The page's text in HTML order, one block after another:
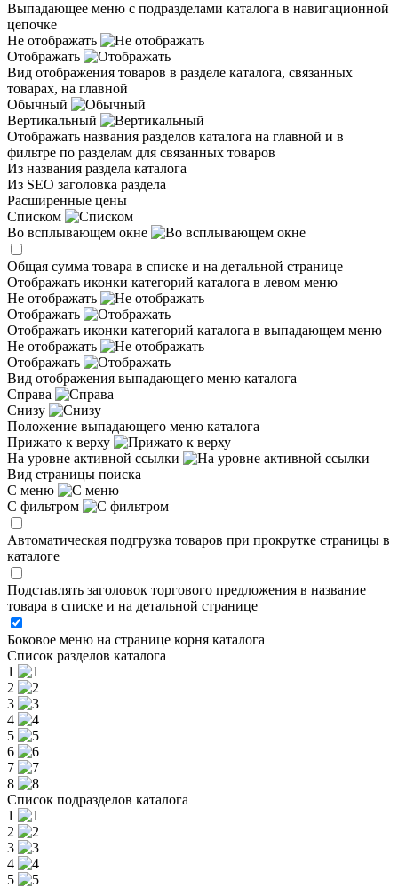
Выпадающее меню с подразделами каталога в навигационной
цепочке
Не отображать
Отображать
Вид отображения товаров в разделе каталога, связанных
товарах, на главной
Обычный
Вертикальный
Отображать названия разделов каталога на главной и в
фильтре по разделам для связанных товаров
Из названия раздела каталога
Из SEO заголовка раздела
Расширенные цены
Списком
Во всплывающем окне
Общая сумма товара в списке и на детальной странице
Отображать иконки категорий каталога в левом меню
Не отображать
Отображать
Отображать иконки категорий каталога в выпадающем меню
Не отображать
Отображать
Вид отображения выпадающего меню каталога
Справа
Снизу
Положение выпадающего меню каталога
Прижато к верху
На уровне активной ссылки
Вид страницы поиска
С меню
С фильтром
Автоматическая подгрузка товаров при прокрутке страницы в
каталоге
Подставлять заголовок торгового предложения в название
товара в списке и на детальной странице
Боковое меню на странице корня каталога
Список разделов каталога
1
2
3
4
5
6
7
8
Список подразделов каталога
1
2
3
4
5